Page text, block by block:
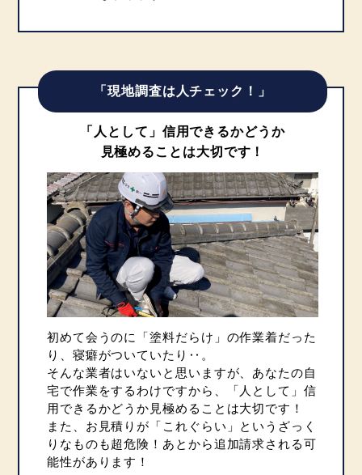
「現地調査は人チェック！」
「人として」信用できるかどうか
見極めることは大切です！
初めて会うのに「塗料だらけ」の作業着だった
り、寝癖がついていたり‥。
そんな業者はいないと思いますが、あなたの自
宅で作業をするわけですから、「人として」信
用できるかどうか見極めることは大切です！
また、お見積りが「これぐらい」というざっく
りなものも超危険！あとから追加請求される可
能性があります！